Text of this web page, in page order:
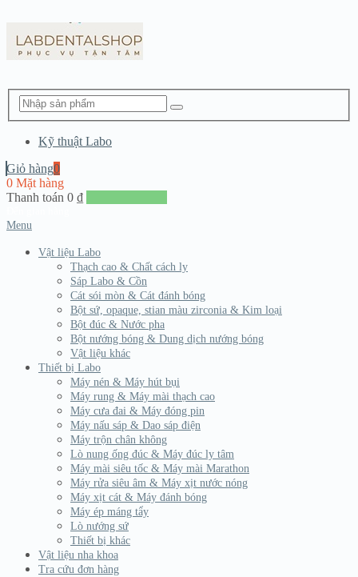
Kỹ thuật Labo
Giỏ hàng0
0 Mặt hàng
Thanh toán 0 ₫
Menu
Vật liệu Labo
Thạch cao & Chất cách ly
Sáp Labo & Cồn
Cát sói mòn & Cát đánh bóng
Bột sứ, opaque, stian màu zirconia & Kim loại
Bột đúc & Nước pha
Bột nướng bóng & Dung dịch nướng bóng
Vật liệu khác
Thiết bị Labo
Máy nén & Máy hút bụi
Máy rung & Máy mài thạch cao
Máy cưa đai & Máy đóng pin
Máy nấu sáp & Dao sáp điện
Máy trộn chân không
Lò nung ống đúc & Máy đúc ly tâm
Máy mài siêu tốc & Máy mài Marathon
Máy rửa siêu âm & Máy xịt nước nóng
Máy xịt cát & Máy đánh bóng
Máy ép máng tẩy
Lò nướng sứ
Thiết bị khác
Vật liệu nha khoa
Tra cứu đơn hàng